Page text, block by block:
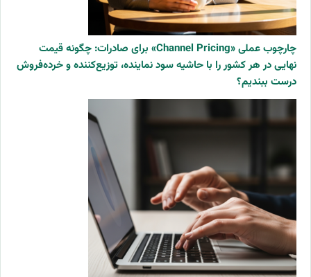
چارچوب عملی «Channel Pricing» برای صادرات: چگونه قیمت
نهایی در هر کشور را با حاشیه سود نماینده، توزیع‌کننده و خرده‌فروش
درست ببندیم؟